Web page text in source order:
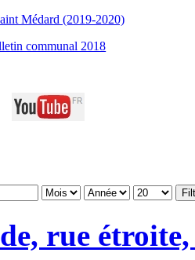
Médard (2019-2020)
communal 2018
rue étroite,